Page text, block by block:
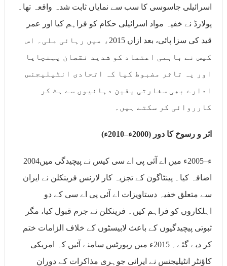
اسرائیلی جاسوسی کا سب سے نمایاں ثابت شدہ واقعہ تھا۔
پولارڈ نے خفیہ مواد اسرائیلی حکام کو فراہم کیا اور عمر
قید کی سزا پائی، بعد ازاں 2015ء میں رہائی ملی۔ اس
کیس نے باہمی اعتماد کو شدید نقصان پہنچایا
اور یہ تاثر مضبوط کیا کہ اتحادی انٹیلیجنس
ادارے بھی سفارتی یقین دہانیوں سے ہٹ کر
کارروائی کر سکتے ہیں۔
اثر و رسوخ کا دور (2000ء–2010ء)
2004ء–2005ء میں اے آئی پی اے سی کیس نے پیچیدگی میں
اضافہ کیا۔ پینٹاگون کے تجزیہ کار لارنس فرینکلن نے ایران
سے متعلق خفیہ دستاویزات اے آئی پی اے سی کے دو
اہلکاروں کو فراہم کیں۔ فرینکلن نے جرم قبول کیا، مگر
ثبوتی پیچیدگیوں کے باعث لابیسٹوں کے خلاف الزامات ختم
کر دیے گئے۔ 2015ء میں رپورٹس سامنے آئیں کہ امریکی
کاؤنٹر انٹیلیجنس نے ایرانی جوہری مذاکرات کے دوران